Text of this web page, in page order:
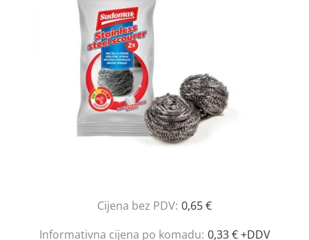
Cijena bez PDV: 0,65 €
Informativna cijena po komadu: 0,33 € +DDV